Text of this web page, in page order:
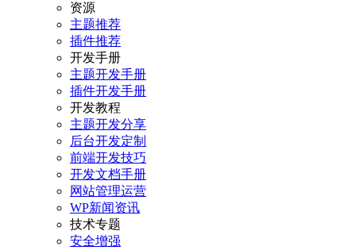
资源
主题推荐
插件推荐
开发手册
主题开发手册
插件开发手册
开发教程
主题开发分享
后台开发定制
前端开发技巧
开发文档手册
网站管理运营
WP新闻资讯
技术专题
安全增强